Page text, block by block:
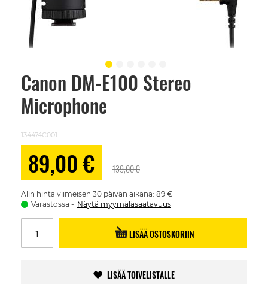
Canon DM-E100 Stereo
Microphone
134474C001
89,00 € 139,00 €
Alin hinta viimeisen 30 päivän aikana: 89 €
Varastossa
Näytä myymäläsaatavuus
LISÄÄ OSTOSKORIIN
LISÄÄ TOIVELISTALLE
Skip
beginning
images
gallery